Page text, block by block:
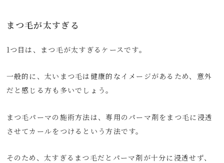
まつ毛が太すぎる
1つ目は、まつ毛が太すぎるケースです。
一般的に、太いまつ毛は健康的なイメージがあるため、意外
だと感じる方も多いでしょう。
まつ毛パーマの施術方法は、専用のパーマ剤をまつ毛に浸透
させてカールをつけるという方法です。
そのため、太すぎるまつ毛だとパーマ剤が十分に浸透せず、